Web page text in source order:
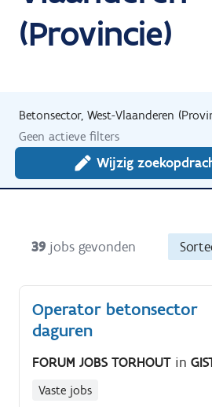
(Provincie)
Betonsector, West-Vlaanderen
Geen actieve filters
Wijzig
39 jobs gevonden
Operator betonsector
daguren
FORUM JOBS TORHOUT in
Vaste jobs